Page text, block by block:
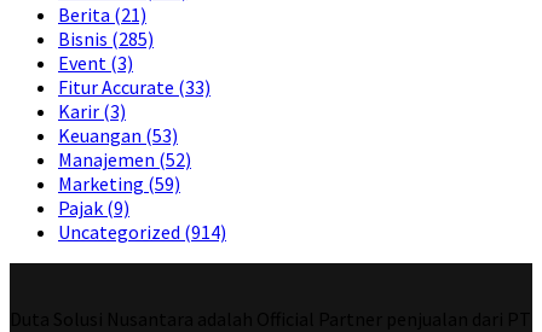
Berita (21)
Bisnis (285)
Event (3)
Fitur Accurate (33)
Karir (3)
Keuangan (53)
Manajemen (52)
Marketing (59)
Pajak (9)
Uncategorized (914)